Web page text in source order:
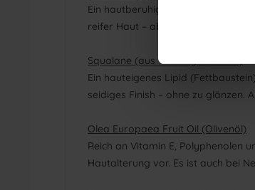
Ein hautberuhigendes, sehr gut
reifer Haut – aber auch nach
Squalane (aus Oliven gewonnen)
Ein hauteigenes Lipid
seidiges Finish – ohne zu glänzen.
Olea Europaea Fruit Oil (Olivenöl)
Reich an Vitamin E, Polyphenolen
Hautalterung vor. Es ist auch bei